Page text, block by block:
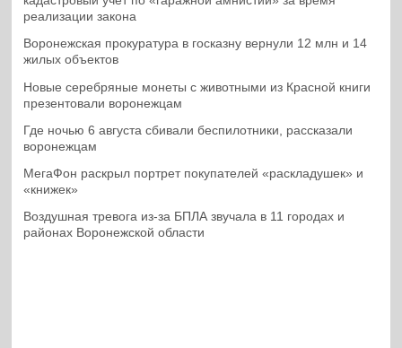
реализации закона
Воронежская прокуратура в госказну вернули 12 млн и 14
жилых объектов
Новые серебряные монеты с животными из Красной книги
презентовали воронежцам
Где ночью 6 августа сбивали беспилотники, рассказали
воронежцам
МегаФон раскрыл портрет покупателей «раскладушек» и
«книжек»
Воздушная тревога из-за БПЛА звучала в 11 городах и
районах Воронежской области